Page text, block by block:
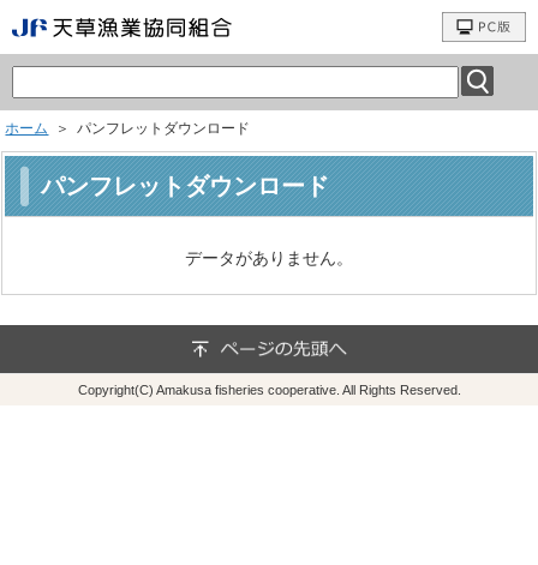
ホーム ＞ パンフレットダウンロード
パンフレットダウンロード
データがありません。
Copyright(C) Amakusa fisheries cooperative. All Rights Reserved.